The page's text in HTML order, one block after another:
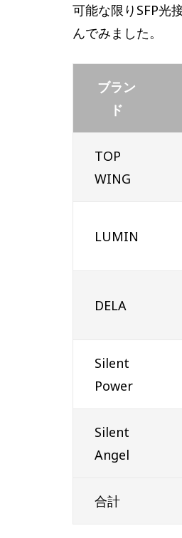
可能な限りSFP光
んでみました。
ブラン
ド
TOP
WING
LUMIN
DELA
Silent
Power
Silent
Angel
合計